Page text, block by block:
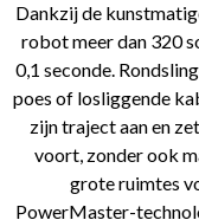
Dankzij de
robot meer dan 320
0,1 seconde.
poes of losliggende
zijn traject aan en
voort, zonder ook
grote ruimtes
PowerMaster-